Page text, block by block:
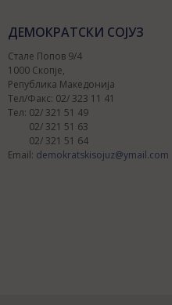
ДЕМОКРАТСКИ СОЈУЗ
Стале Попов 9/4
1000 Скопје,
Република Македонија
Тел/Факс: 02/ 323 11 41
Тел: 02/ 321 51 49
02/ 321 51 63
02/ 321 51 64
Email: demokratskisojuz@ymail.com